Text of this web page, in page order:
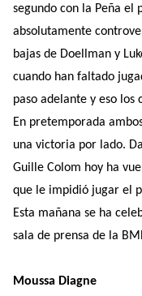
segundo con la Peña el
absolutamente
bajas de Doellman y
cuando han faltado
paso adelante y eso los
En pretemporada
una victoria por lado.
Guille Colom hoy ha
que le impidió jugar el
Esta mañana se ha
sala de prensa de la
Moussa Diagne